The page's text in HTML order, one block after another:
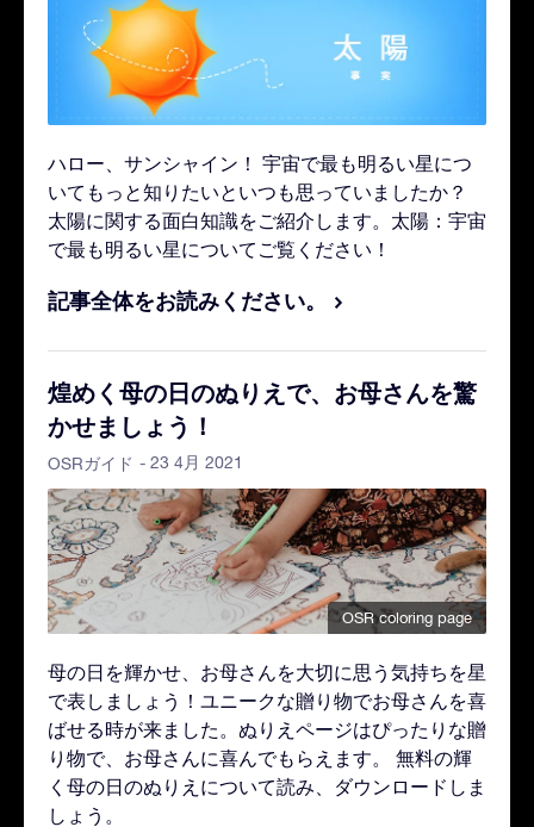
ハロー、サンシャイン！ 宇宙で最も明るい星につ
いてもっと知りたいといつも思っていましたか？
太陽に関する面白知識をご紹介します。太陽：宇宙
で最も明るい星についてご覧ください！
記事全体をお読みください。
煌めく母の日のぬりえで、お母さんを驚
かせましょう！
OSRガイド - 23 4月 2021
OSR coloring page
母の日を輝かせ、お母さんを大切に思う気持ちを星
で表しましょう！ユニークな贈り物でお母さんを喜
ばせる時が来ました。ぬりえページはぴったりな贈
り物で、お母さんに喜んでもらえます。 無料の輝
く母の日のぬりえについて読み、ダウンロードしま
しょう。